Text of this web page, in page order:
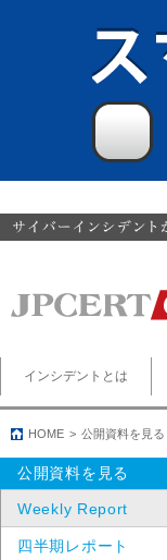
インシデントとは
HOME 公開資料を見る
公開資料を見る
Weekly Report
四半期レポート